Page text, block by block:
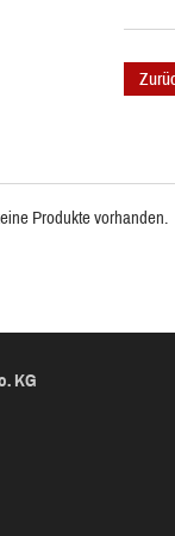
Produkte vorhanden.
KG